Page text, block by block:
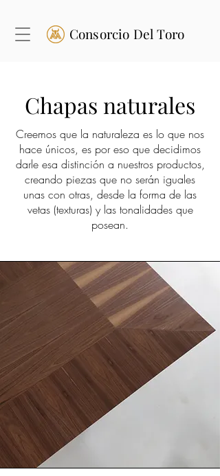
Consorcio Del Toro
Chapas naturales
Creemos que la naturaleza es lo que nos
hace únicos, es por eso que decidimos
darle esa distinción a nuestros productos,
creando piezas que no serán iguales
unas con otras, desde la forma de las
vetas (texturas) y las tonalidades que
posean.